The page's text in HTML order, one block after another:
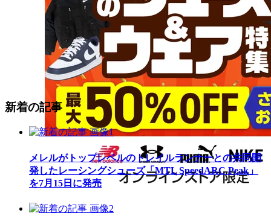
新着の記事
メレルがトップレベルのトレイルランナーとの共同開
発したレーシングシューズ「MTL SpeedARC Peak」
を7月15日に発売